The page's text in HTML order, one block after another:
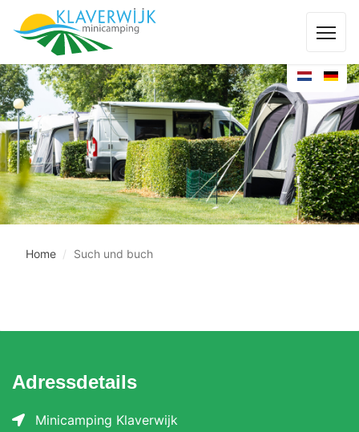
Home Such und buch
Adressdetails
Minicamping Klaverwijk